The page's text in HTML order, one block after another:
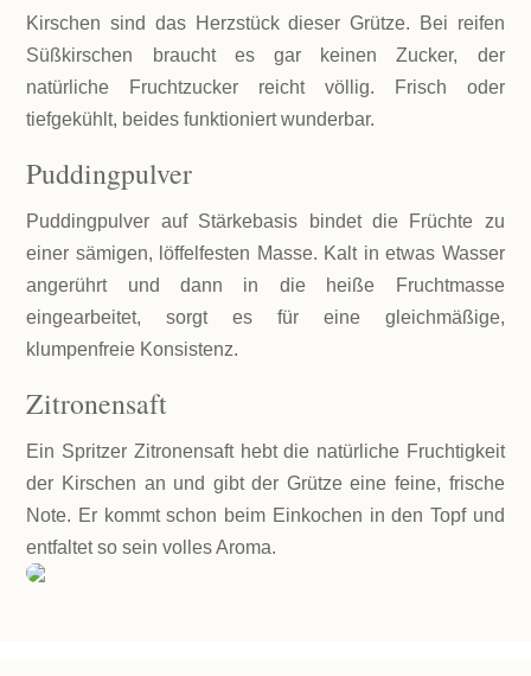
Kirschen sind das Herzstück dieser Grütze. Bei reifen
Süßkirschen braucht es gar keinen Zucker, der
natürliche Fruchtzucker reicht völlig. Frisch oder
tiefgekühlt, beides funktioniert wunderbar.
Puddingpulver
Puddingpulver auf Stärkebasis bindet die Früchte zu
einer sämigen, löffelfesten Masse. Kalt in etwas Wasser
angerührt und dann in die heiße Fruchtmasse
eingearbeitet, sorgt es für eine gleichmäßige,
klumpenfreie Konsistenz.
Zitronensaft
Ein Spritzer Zitronensaft hebt die natürliche Fruchtigkeit
der Kirschen an und gibt der Grütze eine feine, frische
Note. Er kommt schon beim Einkochen in den Topf und
entfaltet so sein volles Aroma.